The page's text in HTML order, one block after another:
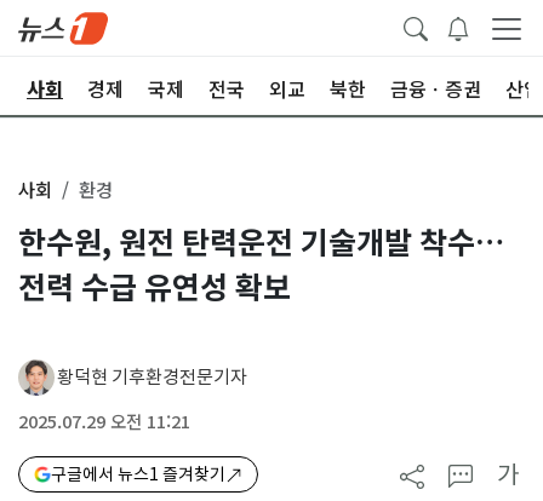
사회 경제 국제 전국 외교 북한 금융ㆍ증권 산업
사회 환경
한수원, 원전 탄력운전 기술개발 착수…
전력 수급 유연성 확보
황덕현 기후환경전문기자
2025.07.29 오전 11:21
구글에서 뉴스1 즐겨찾기 가